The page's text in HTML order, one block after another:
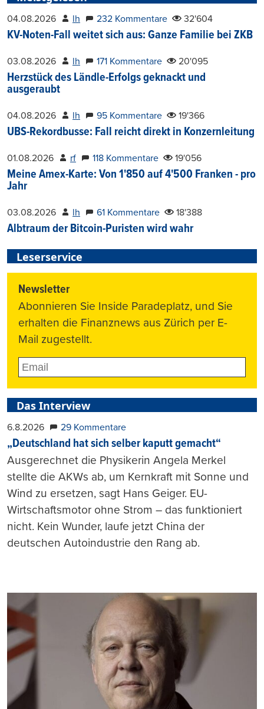
04.08.2026 lh 232 Kommentare 32'604
KV-Noten-Fall weitet sich aus: Ganze Familie bei ZKB
03.08.2026 lh 171 Kommentare 20'095
Herzstück des Ländle-Erfolgs geknackt und
ausgeraubt
04.08.2026 lh 95 Kommentare 19'366
UBS-Rekordbusse: Fall reicht direkt in Konzernleitung
01.08.2026 rf 118 Kommentare 19'056
Meine Amex-Karte: Von 1'850 auf 4'500 Franken - pro
Jahr
03.08.2026 lh 61 Kommentare 18'388
Albtraum der Bitcoin-Puristen wird wahr
Leserservice
Newsletter
Abonnieren Sie Inside Paradeplatz, und Sie
erhalten die Finanznews aus Zürich per E-
Mail zugestellt.
Das Interview
6.8.2026 29 Kommentare
„Deutschland hat sich selber kaputt gemacht“
Ausgerechnet die Physikerin Angela Merkel
stellte die AKWs ab, um Kernkraft mit Sonne und
Wind zu ersetzen, sagt Hans Geiger. EU-
Wirtschaftsmotor ohne Strom – das funktioniert
nicht. Kein Wunder, laufe jetzt China der
deutschen Autoindustrie den Rang ab.